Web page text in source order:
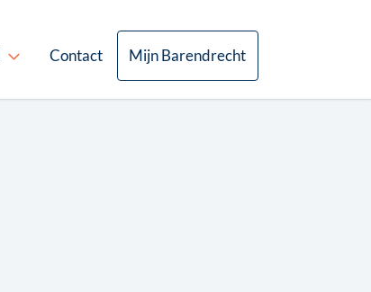
Contact Mijn Barendrecht